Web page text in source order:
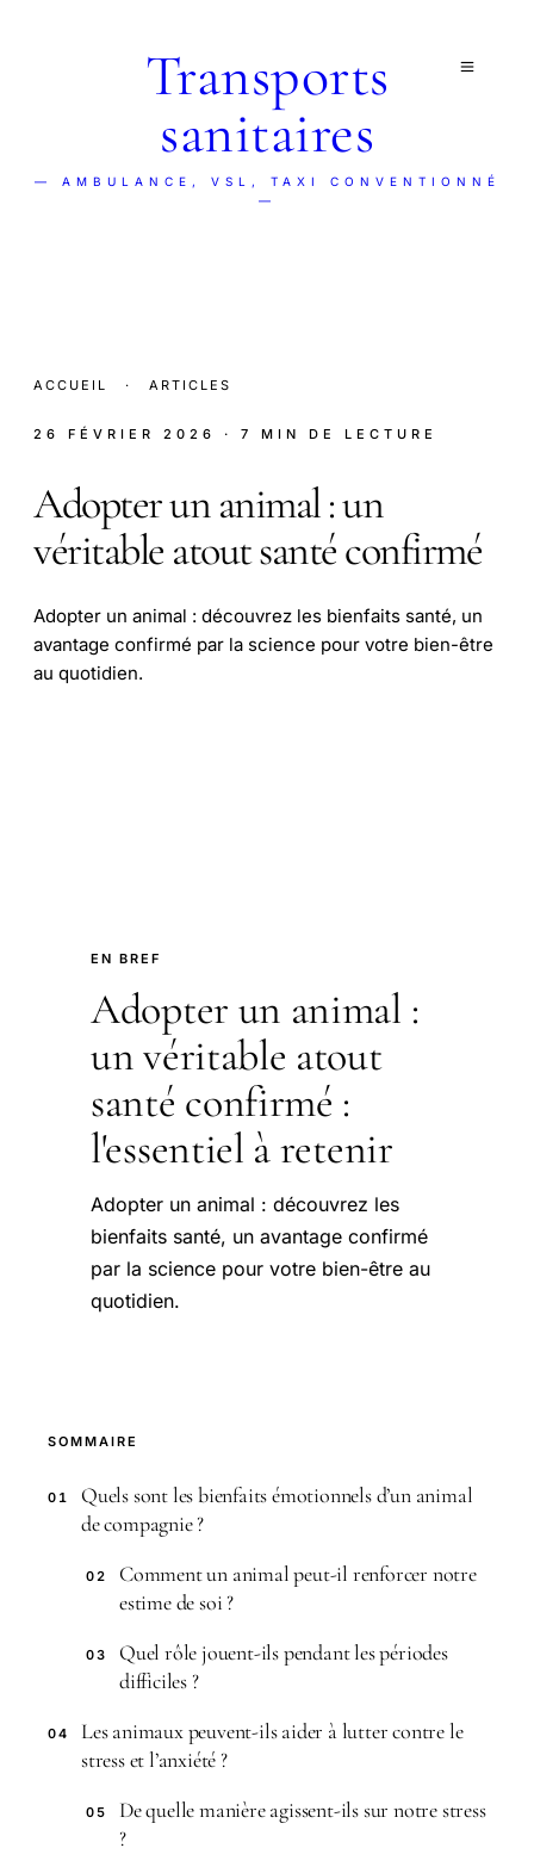
Transports
sanitaires
— AMBULANCE, VSL, TAXI CONVENTIONNÉ
—
ACCUEIL · ARTICLES
26 FÉVRIER 2026 · 7 MIN DE LECTURE
Adopter un animal : un
véritable atout santé confirmé
Adopter un animal : découvrez les bienfaits santé, un
avantage confirmé par la science pour votre bien-être
au quotidien.
EN BREF
Adopter un animal :
un véritable atout
santé confirmé :
l'essentiel à retenir
Adopter un animal : découvrez les
bienfaits santé, un avantage confirmé
par la science pour votre bien-être au
quotidien.
SOMMAIRE
01
Quels sont les bienfaits émotionnels d’un animal
de compagnie ?
02
Comment un animal peut-il renforcer notre
estime de soi ?
03
Quel rôle jouent-ils pendant les périodes
difficiles ?
04
Les animaux peuvent-ils aider à lutter contre le
stress et l’anxiété ?
05
De quelle manière agissent-ils sur notre stress
?